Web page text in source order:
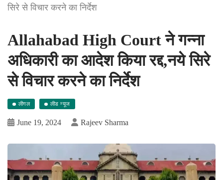
सिरे से विचार करने का निर्देश
Allahabad High Court ने गन्ना
अधिकारी का आदेश किया रद्द,नये सिरे
से विचार करने का निर्देश
लीगल लीड न्यूज
June 19, 2024 Rajeev Sharma